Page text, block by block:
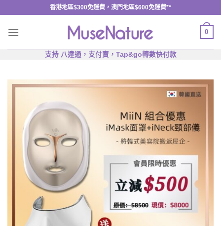
content
香港地區$300免運費，澳門地區$600免運費**
0
支持 八達通，支付寶，Tap&go轉數快付款